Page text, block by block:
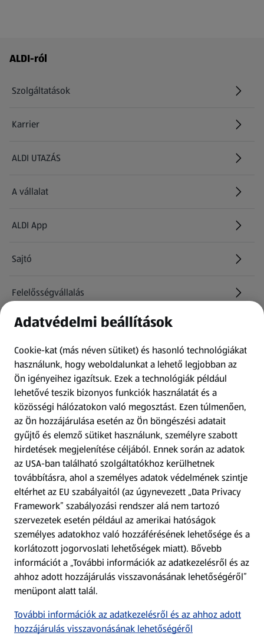
Láblécmenü - további linkek
ALDI-ról
Szolgáltatások
Karrier
(új oldalon nyílik meg)
ALDI UTAZÁS
(új oldalon nyílik meg)
A vállalat
ALDI App
Sajtó
Felelősségvállalás
Információk
Kérdőív
Fizetési lehetőségek
ALDI utalványok
Árcsökkentés
Adattörlő alkalmazás
Szervizpont
(új oldalon nyílik meg)
Fedezz fel minket az interneten!
Töltsd le az ALDI Magyarország applikációt!
Adatvédelmi beállítások
Cookie-kat (más néven sütiket) és hasonló technológiákat
használunk, hogy weboldalunkat a lehető legjobban az
Ön igényeihez igazítsuk. Ezek a technológiák például
lehetővé teszik bizonyos funkciók használatát és a
közösségi hálózatokon való megosztást. Ezen túlmenően,
az Ön hozzájárulása esetén az Ön böngészési adatait
gyűjtő és elemző sütiket használunk, személyre szabott
hirdetések megjelenítése céljából. Ennek során az adatok
az USA-ban található szolgáltatókhoz kerülhetnek
továbbításra, ahol a személyes adatok védelmének szintje
eltérhet az EU szabályaitól (az úgynevezett „Data Privacy
Framework” szabályozási rendszer alá nem tartozó
szervezetek esetén például az amerikai hatóságok
személyes adatokhoz való hozzáférésének lehetősége és a
korlátozott jogorvoslati lehetőségek miatt). Bővebb
információt a „További információk az adatkezelésről és az
ahhoz adott hozzájárulás visszavonásának lehetőségéről”
menüpont alatt talál.
További információk az adatkezelésről és az ahhoz adott
hozzájárulás visszavonásának lehetőségéről